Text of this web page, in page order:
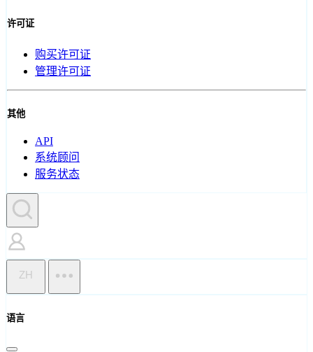
许可证
购买许可证
管理许可证
其他
API
系统顾问
服务状态
ZH
语言